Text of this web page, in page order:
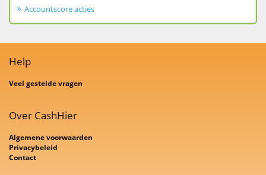
Accountscore acties
Help
Veel gestelde vragen
Over CashHier
Algemene voorwaarden
Privacybeleid
Contact